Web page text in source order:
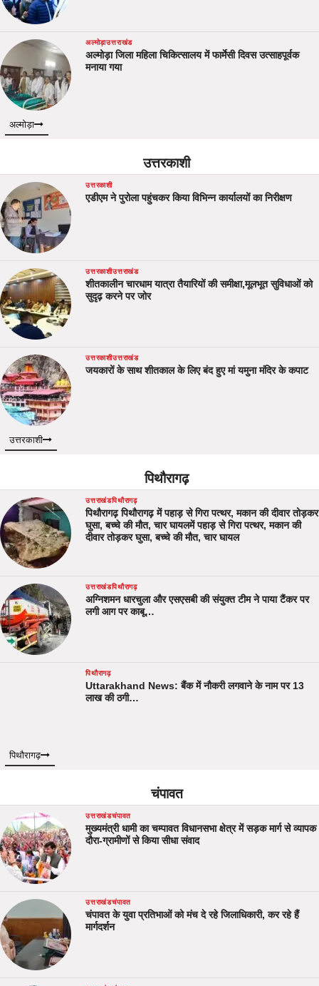
अल्मोड़ाउत्तराखंड
अल्मोड़ा जिला महिला चिकित्सालय में फार्मेसी दिवस उत्साहपूर्वक
मनाया गया
अल्मोड़ा
उत्तरकाशी
उत्तरकाशी
एडीएम ने पुरोला पहुंचकर किया विभिन्न कार्यालयों का निरीक्षण
उत्तरकाशीउत्तराखंड
शीतकालीन चारधाम यात्रा तैयारियों की समीक्षा,मूलभूत सुविधाओं को
सुदृढ़ करने पर जोर
उत्तरकाशीउत्तराखंड
जयकारों के साथ शीतकाल के लिए बंद हुए मां यमुना मंदिर के कपाट
उत्तरकाशी
पिथौरागढ़
उत्तराखंडपिथौरागढ़
पिथौरागढ़ पिथौरागढ़ में पहाड़ से गिरा पत्थर, मकान की दीवार तोड़कर
घुसा, बच्चे की मौत, चार घायलमें पहाड़ से गिरा पत्थर, मकान की
दीवार तोड़कर घुसा, बच्चे की मौत, चार घायल
उत्तराखंडपिथौरागढ़
अग्निशमन धारचुला और एसएसबी की संयुक्त टीम ने पाया टैंकर पर
लगी आग पर काबू…
पिथौरागढ़
Uttarakhand News: बैंक में नौकरी लगवाने के नाम पर 13
लाख की ठगी…
पिथौरागढ़
चंपावत
उत्तराखंडचंपावत
मुख्यमंत्री धामी का चम्पावत विधानसभा क्षेत्र में सड़क मार्ग से व्यापक
दौरा-ग्रामीणों से किया सीधा संवाद
उत्तराखंडचंपावत
चंपावत के युवा प्रतिभाओं को मंच दे रहे जिलाधिकारी, कर रहे हैं
मार्गदर्शन